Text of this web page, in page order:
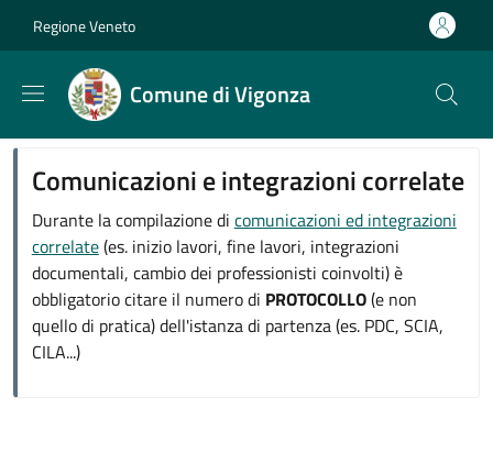
Regione Veneto
Comune di Vigonza
Comunicazioni e integrazioni correlate
Durante la compilazione di comunicazioni ed integrazioni
correlate(es. inizio lavori, fine lavori, integrazioni
documentali, cambio dei professionisti coinvolti) è
obbligatorio citare il numero di PROTOCOLLO(e non
quello di pratica) dell'istanza di partenza (es. PDC, SCIA,
CILA...)